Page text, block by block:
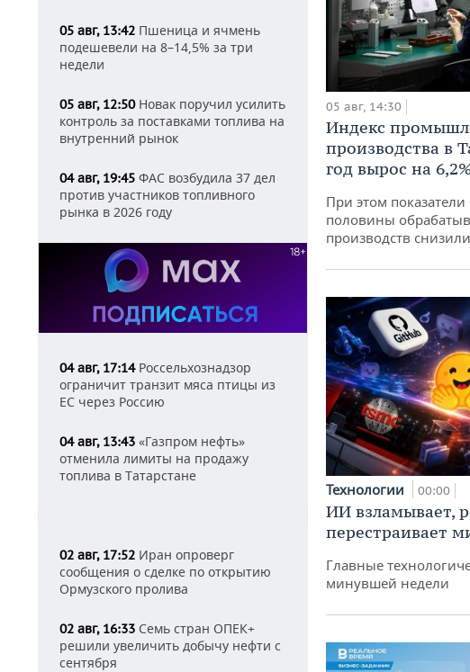
05 авг, 13:42 Пшеница и ячмень
подешевели на 8–14,5% за три
недели
05 авг, 12:50Новак поручил усилить
контроль за поставками топлива на
внутренний рынок
04 авг, 19:45 ФАС возбудила 37 дел
против участников топливного
рынка в 2026 году
04 авг, 17:14Россельхознадзор
ограничит транзит мяса птицы из
ЕС через Россию
04 авг, 13:43 «Газпром нефть»
отменила лимиты на продажу
топлива в Татарстане
02 авг, 17:52 Иран опроверг
сообщения о сделке по открытию
Ормузского пролива
02 авг, 16:33 Семь стран ОПЕК+
решили увеличить добычу нефти с
сентября
05 авг, 14:30
Индекс
производства в
год вырос на
При этом
половины
производств
Технологии 00:00
ИИ взламывает,
перестраивает
Главные
минувшей недели